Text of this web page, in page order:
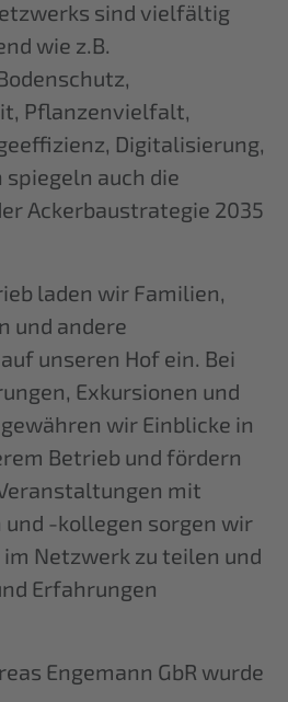
sind vielfältig
wie z.B.
Pflanzenvielfalt,
Digitalisierung,
spiegeln auch die
Ackerbaustrategie 2035
laden wir Familien,
und andere
unseren Hof ein. Bei
Exkursionen und
wir Einblicke in
Betrieb und fördern
mit
-kollegen sorgen wir
Netzwerk zu teilen und
Erfahrungen
Engemann GbR wurde